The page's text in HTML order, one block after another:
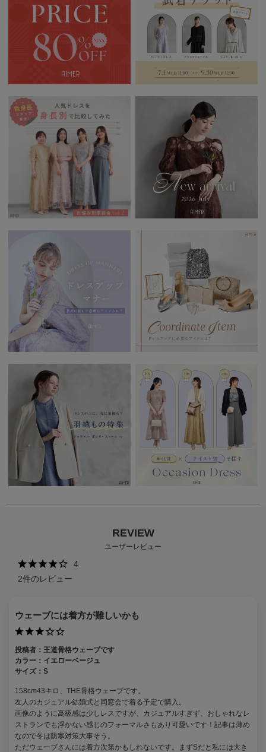
REVIEW
ユーザーレビュー
4
2件のレビュー
ウェーブには着方が難しいかも
投稿者： 王道骨格ウェーブです
カラー： イエローベージュ
サイズ： S
158cm43キロ、THE骨格ウェーブです。
友人のカジュアル結婚式と同窓会で着る予定で購入。
画像のように高級感は少しレスですが、カジュアルすぎず、おしゃれなレ
ストランでも浮かない感じのフォーマルさもあり可愛いです！記事は薄め
なので冬は防寒対策大事そう。
ただウェーブさんには着方次第かもしれないです。まずSだと私には大き